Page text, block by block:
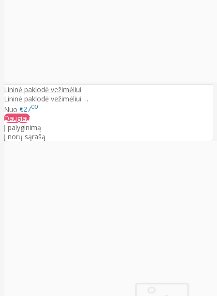
Lininė paklodė vežimėliui
Lininė paklodė vežimėliui ..
Nuo €2700
Daugiau
Į palyginimą
Į norų sąrašą